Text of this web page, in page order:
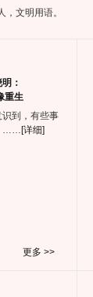
文明用语。
：
重生
到，有些事
…… [详细]
更多 >>